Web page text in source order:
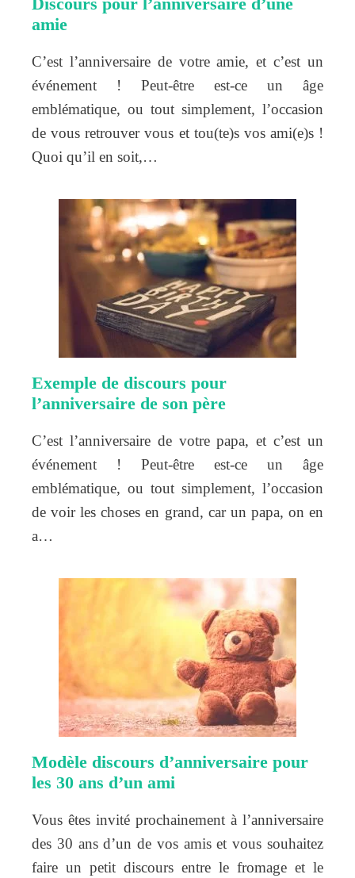
amie
C’est l’anniversaire de votre amie, et c’est un
événement ! Peut-être est-ce un âge
emblématique, ou tout simplement, l’occasion
de vous retrouver vous et tou(te)s vos ami(e)s !
Quoi qu’il en soit,…
Exemple de discours pour
l’anniversaire de son père
C’est l’anniversaire de votre papa, et c’est un
événement ! Peut-être est-ce un âge
emblématique, ou tout simplement, l’occasion
de voir les choses en grand, car un papa, on en
a…
Modèle discours d’anniversaire pour
les 30 ans d’un ami
Vous êtes invité prochainement à l’anniversaire
des 30 ans d’un de vos amis et vous souhaitez
faire un petit discours entre le fromage et le